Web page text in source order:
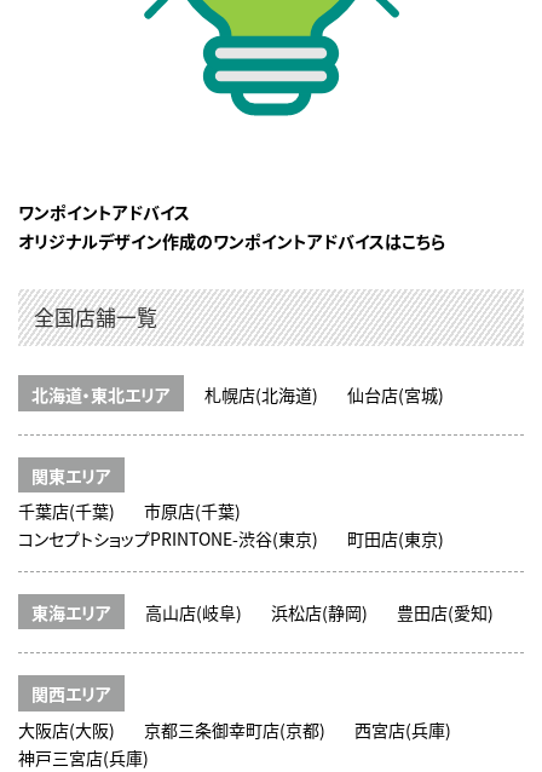
ワンポイントアドバイス
オリジナルデザイン作成のワンポイントアドバイスはこちら
全国店舗一覧
北海道・東北エリア 札幌店(北海道) 仙台店(宮城)
関東エリア
千葉店(千葉)
市原店(千葉)
コンセプトショップPRINTONE-渋谷(東京)
町田店(東京)
東海エリア 高山店(岐阜) 浜松店(静岡) 豊田店(愛知)
関西エリア
大阪店(大阪)
京都三条御幸町店(京都)
西宮店(兵庫)
神戸三宮店(兵庫)